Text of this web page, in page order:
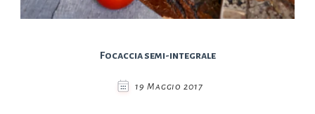
Focaccia semi-integrale
19 Maggio 2017